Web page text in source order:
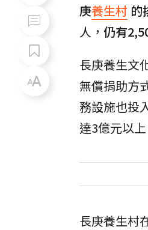
庚養生村 的
人， 仍有
長庚養生文
無償捐助方
務設施也投
達3億元以
長庚養生村